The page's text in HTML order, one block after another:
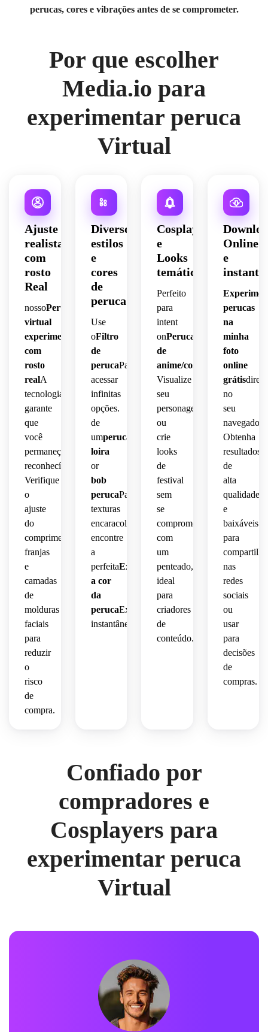
perucas, cores e vibrações antes de se comprometer.
Por que escolher
Media.io para
experimentar peruca
Virtual
Ajuste
realista
com
rosto
Real
nossoPeruca
virtual
experimente
com
rosto
realA
tecnologia
garante
que
você
permaneça
reconhecível.
Verifique
o
ajuste
do
comprimento,
franjas
e
camadas
de
molduras
faciais
para
reduzir
o
risco
de
compra.
Diversos
estilos
e
cores
de
peruca
Use
oFiltro
de
perucaPara
acessar
infinitas
opções.
de
umperuca
loira
or
bob
perucaPara
texturas
encaracoladas,
encontre
a
perfeitaExperimente
a cor
da
perucaExperiência
instantânea.
Cosplay
e
Looks
temáticos
Perfeito
para
intent
onPerucas
de
anime/cosplay
Visualize
seu
personagem
ou
crie
looks
de
festival
sem
se
comprometer
com
um
penteado,
ideal
para
criadores
de
conteúdo.
Online
e
perucas
na
minha
foto
online
grátis
no
seu
navegador.
Obtenha
resultados
de
alta
qualidade
e
baixáveis
para
nas
redes
sociais
ou
usar
para
decisões
de
compras.
Confiado por
compradores e
Cosplayers para
experimentar peruca
Virtual